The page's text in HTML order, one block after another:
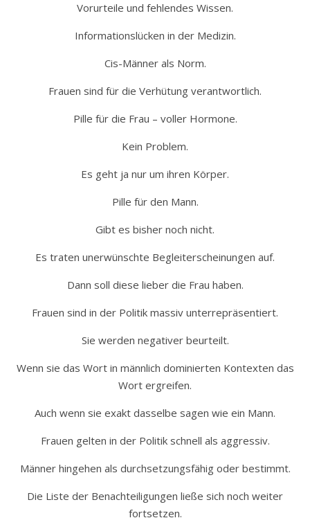
Vorurteile und fehlendes Wissen.
Informationslücken in der Medizin.
Cis-Männer als Norm.
Frauen sind für die Verhütung verantwortlich.
Pille für die Frau – voller Hormone.
Kein Problem.
Es geht ja nur um ihren Körper.
Pille für den Mann.
Gibt es bisher noch nicht.
Es traten unerwünschte Begleiterscheinungen auf.
Dann soll diese lieber die Frau haben.
Frauen sind in der Politik massiv unterrepräsentiert.
Sie werden negativer beurteilt.
Wenn sie das Wort in männlich dominierten Kontexten das
Wort ergreifen.
Auch wenn sie exakt dasselbe sagen wie ein Mann.
Frauen gelten in der Politik schnell als aggressiv.
Männer hingehen als durchsetzungsfähig oder bestimmt.
Die Liste der Benachteiligungen ließe sich noch weiter
fortsetzen.